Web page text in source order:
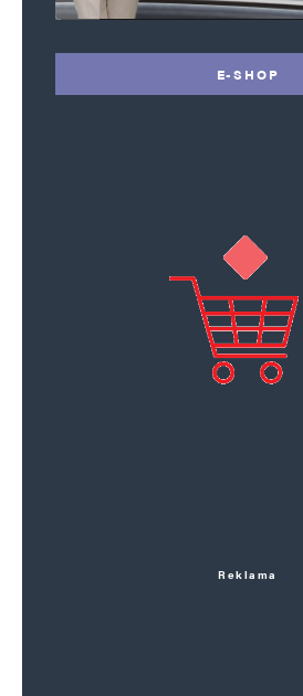
E-SHOP
Reklama